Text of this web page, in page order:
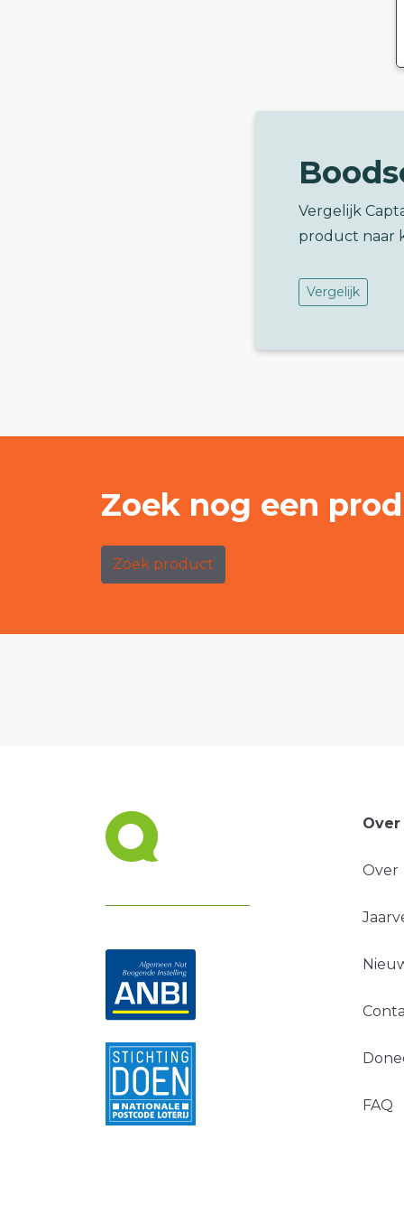
Vergelijk
product naar
Vergelijk
Zoek nog een
Zoek product
Over
Over
FAQ